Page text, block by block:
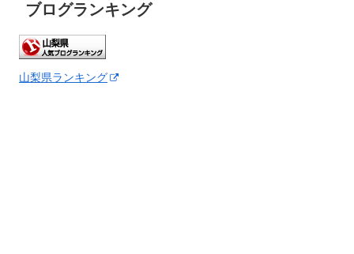
ブログランキング
山梨県ランキング